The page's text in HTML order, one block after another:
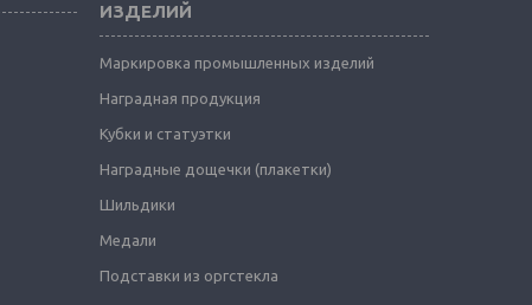
ИЗДЕЛИЙ
Маркировка промышленных изделий
Наградная продукция
Кубки и статуэтки
Наградные дощечки (плакетки)
Шильдики
Медали
Подставки из оргстекла